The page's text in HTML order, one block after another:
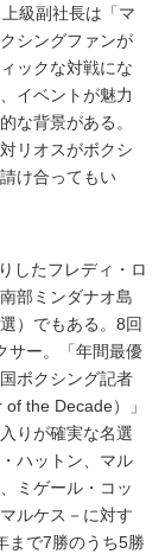
級副社長は「マ
シングファンが
ックな対戦にな
イベントが魅力
な背景がある。
リオスがボクシ
け合ってもい
したフレディ・ロ
部ミンダナオ島
）でもある。8回
サー。「年間最優
ボクシング記者
the Decade）」
りが確実な名選
ハットン、マル
ミゲール・コッ
ルケス－に対す
まで7勝のうち5勝